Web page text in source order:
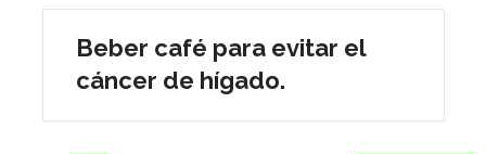
Beber café para evitar el
cáncer de hígado.